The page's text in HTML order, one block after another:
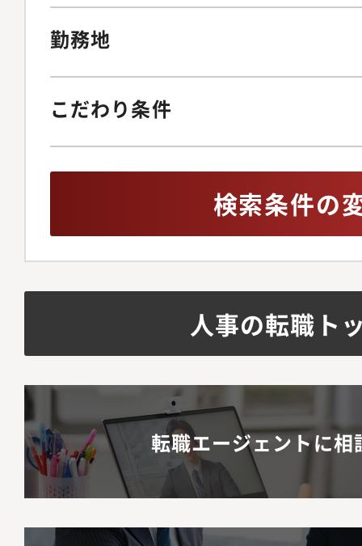
ら採用決定までのコ
マージャーニーマッ
修/懇親会の企画立案
向けたピープルアナ
向けた配属先との連携
勤務地
こだわり条件
検索条件の
人事の転職ト
転職エージェントに相